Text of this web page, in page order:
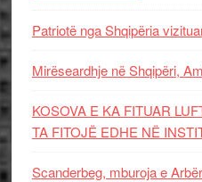
Patriotë nga Shqipëria
Mirëseardhje në Shqipëri,
KOSOVA E KA FITUAR
TA FITOJË EDHE NË
Scanderbeg, mburoja e